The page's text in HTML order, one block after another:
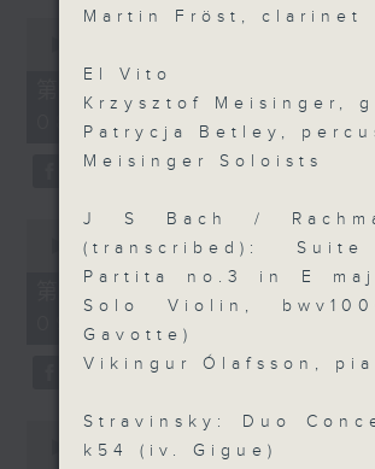
minutes,
seconds
第一部份 Part 1
08:00)
seconds
minutes,
seconds
00:00
第二部份 Part 2
09:00)
seconds
00:00
Martin Fröst, clarinet
El Vito
Krzysztof Meisinger,
Patrycja Betley,
Meisinger Soloists
J S Bach /
(transcribed):
Partita no.3 in E
Solo Violin,
Gavotte)
Vikingur Ólafsson,
Stravinsky: Duo
k54 (iv. Gigue)